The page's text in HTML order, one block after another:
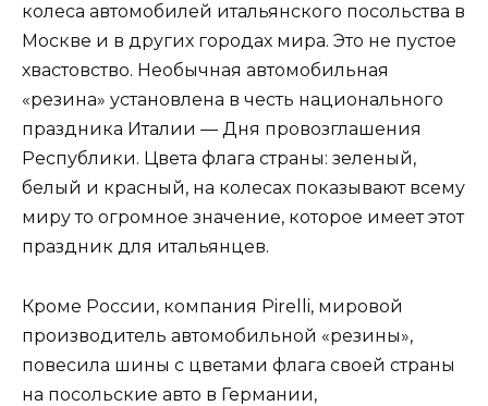
колеса автомобилей итальянского посольства в
Москве и в других городах мира. Это не пустое
хвастовство. Необычная автомобильная
«резина» установлена в честь национального
праздника Италии — Дня провозглашения
Республики. Цвета флага страны: зеленый,
белый и красный, на колесах показывают всему
миру то огромное значение, которое имеет этот
праздник для итальянцев.
Кроме России, компания Pirelli, мировой
производитель автомобильной «резины»,
повесила шины с цветами флага своей страны
на посольские авто в Германии,